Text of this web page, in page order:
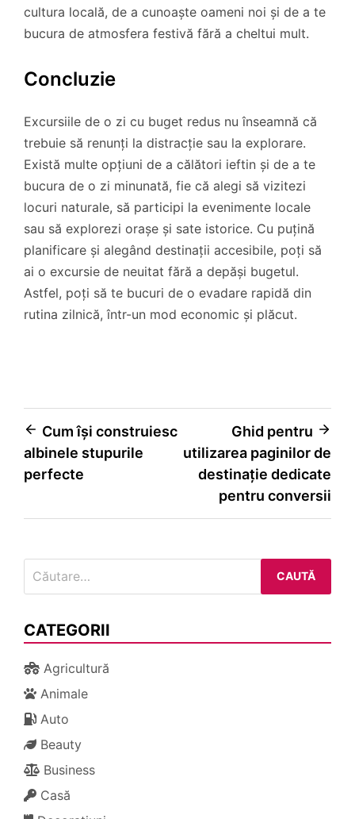
cultura locală, de a cunoaște oameni noi și de a te
bucura de atmosfera festivă fără a cheltui mult.
Concluzie
Excursiile de o zi cu buget redus nu înseamnă că
trebuie să renunți la distracție sau la explorare.
Există multe opțiuni de a călători ieftin și de a te
bucura de o zi minunată, fie că alegi să vizitezi
locuri naturale, să participi la evenimente locale
sau să explorezi orașe și sate istorice. Cu puțină
planificare și alegând destinații accesibile, poți să
ai o excursie de neuitat fără a depăși bugetul.
Astfel, poți să te bucuri de o evadare rapidă din
rutina zilnică, într-un mod economic și plăcut.
Navigare
în
Cum își construiesc
albinele stupurile
perfecte
Ghid pentru
utilizarea paginilor de
destinație dedicate
pentru conversii
după:
CATEGORII
Agricultură
Animale
Auto
Beauty
Business
Casă